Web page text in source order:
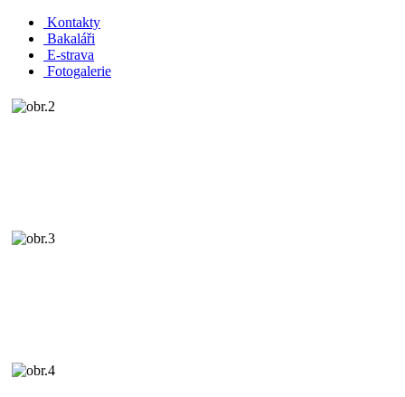
Kontakty
Bakaláři
E-strava
Fotogalerie